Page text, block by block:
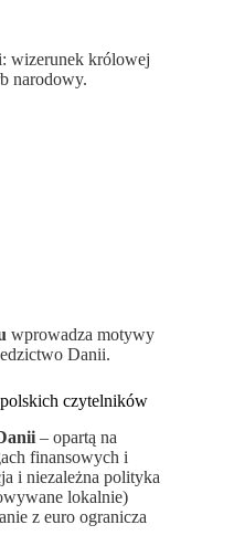
wizerunek królowej
narodowy.
wprowadza motywy
Danii.
czytelników
– opartą na
finansowych i
i niezależna polityka
lokalnie)
z euro ogranicza